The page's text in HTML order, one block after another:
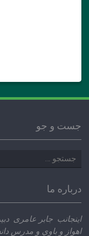
جست و جو
جستجو
برای:
درباره ما
اينجانب جابر عامری
اهواز و باوي و مدرس